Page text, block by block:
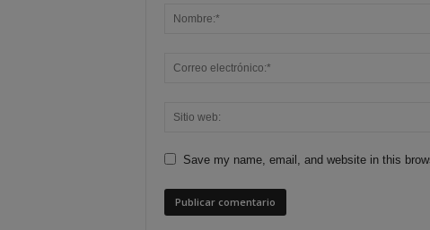
Save my name, email, and website in this